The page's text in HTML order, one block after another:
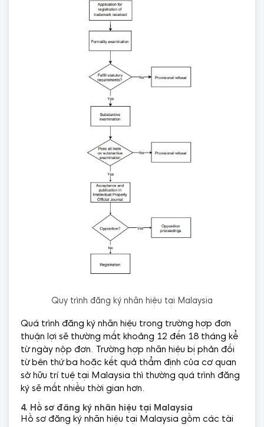
Quy trình đăng ký nhãn hiệu tại Malaysia
Quá trình đăng ký nhãn hiệu trong trường hợp đơn
thuận lợi sẽ thường mất khoảng 12 đến 18 tháng kể
từ ngày nộp đơn. Trường hợp nhãn hiệu bị phản đối
từ bên thứ ba hoặc kết quả thẩm định của cơ quan
sở hữu trí tuệ tại Malaysia thì thường quá trình đăng
ký sẽ mất nhiều thời gian hơn.
4. Hồ sơ đăng ký nhãn hiệu tại Malaysia
Hồ sơ đăng ký nhãn hiệu tại Malaysia gồm các tài